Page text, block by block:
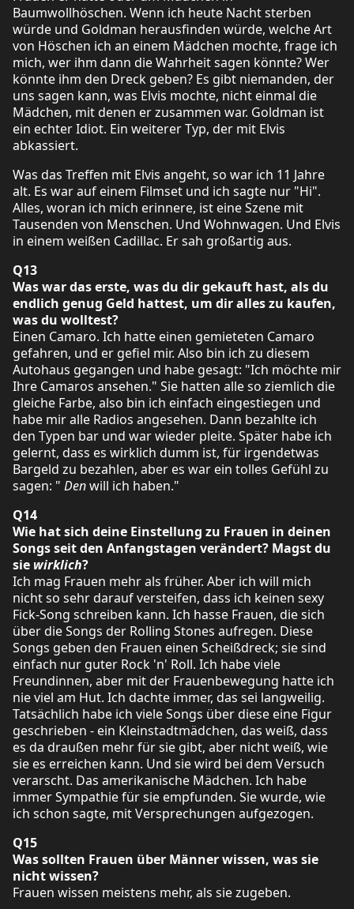
Baumwollhöschen. Wenn ich heute Nacht sterben
würde und Goldman herausfinden würde, welche Art
von Höschen ich an einem Mädchen mochte, frage ich
mich, wer ihm dann die Wahrheit sagen könnte? Wer
könnte ihm den Dreck geben? Es gibt niemanden, der
uns sagen kann, was Elvis mochte, nicht einmal die
Mädchen, mit denen er zusammen war. Goldman ist
ein echter Idiot. Ein weiterer Typ, der mit Elvis
abkassiert.
Was das Treffen mit Elvis angeht, so war ich 11 Jahre
alt. Es war auf einem Filmset und ich sagte nur "Hi".
Alles, woran ich mich erinnere, ist eine Szene mit
Tausenden von Menschen. Und Wohnwagen. Und Elvis
in einem weißen Cadillac. Er sah großartig aus.
Q13
Was war das erste, was du dir gekauft hast, als du
endlich genug Geld hattest, um dir alles zu kaufen,
was du wolltest?
Einen Camaro. Ich hatte einen gemieteten Camaro
gefahren, und er gefiel mir. Also bin ich zu diesem
Autohaus gegangen und habe gesagt: "Ich möchte mir
Ihre Camaros ansehen." Sie hatten alle so ziemlich die
gleiche Farbe, also bin ich einfach eingestiegen und
habe mir alle Radios angesehen. Dann bezahlte ich
den Typen bar und war wieder pleite. Später habe ich
gelernt, dass es wirklich dumm ist, für irgendetwas
Bargeld zu bezahlen, aber es war ein tolles Gefühl zu
sagen: " Denwill ich haben."
Q14
Wie hat sich deine Einstellung zu Frauen in deinen
Songs seit den Anfangstagen verändert? Magst du
sie wirklich?
Ich mag Frauen mehr als früher. Aber ich will mich
nicht so sehr darauf versteifen, dass ich keinen sexy
Fick-Song schreiben kann. Ich hasse Frauen, die sich
über die Songs der Rolling Stones aufregen. Diese
Songs geben den Frauen einen Scheißdreck; sie sind
einfach nur guter Rock 'n' Roll. Ich habe viele
Freundinnen, aber mit der Frauenbewegung hatte ich
nie viel am Hut. Ich dachte immer, das sei langweilig.
Tatsächlich habe ich viele Songs über diese eine Figur
geschrieben - ein Kleinstadtmädchen, das weiß, dass
es da draußen mehr für sie gibt, aber nicht weiß, wie
sie es erreichen kann. Und sie wird bei dem Versuch
verarscht. Das amerikanische Mädchen. Ich habe
immer Sympathie für sie empfunden. Sie wurde, wie
ich schon sagte, mit Versprechungen aufgezogen.
Q15
Was sollten Frauen über Männer wissen, was sie
nicht wissen?
Frauen wissen meistens mehr, als sie zugeben.